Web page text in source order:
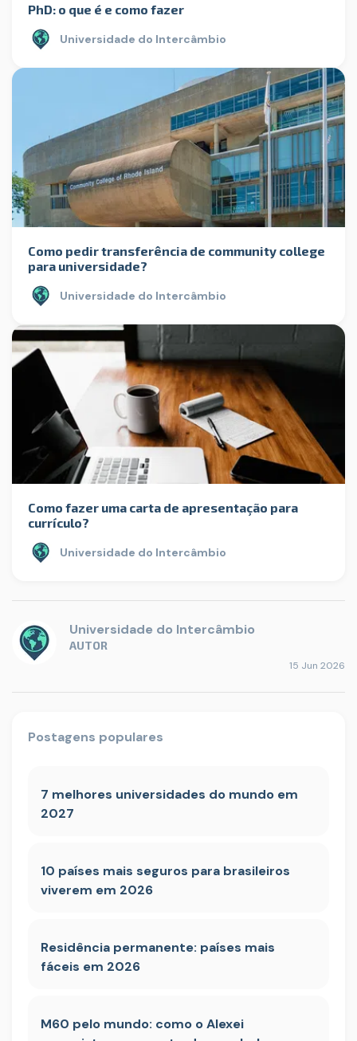
PhD: o que é e como fazer
Universidade do Intercâmbio
Como pedir transferência de community college
para universidade?
Universidade do Intercâmbio
Como fazer uma carta de apresentação para
currículo?
Universidade do Intercâmbio
Universidade do Intercâmbio
AUTOR
15 Jun 2026
Postagens populares
7 melhores universidades do mundo em
2027
10 países mais seguros para brasileiros
viverem em 2026
Residência permanente: países mais
fáceis em 2026
M60 pelo mundo: como o Alexei